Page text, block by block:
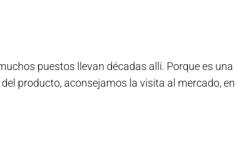
puestos llevan décadas allí. Porque es una
producto, aconsejamos la visita al mercado, en